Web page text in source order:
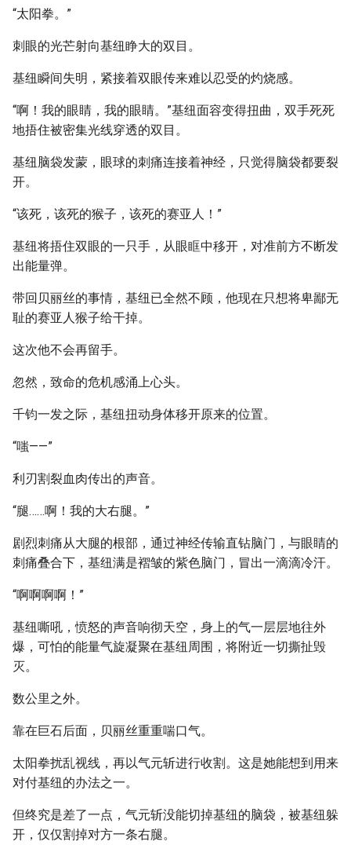
“太阳拳。”
刺眼的光芒射向基纽睁大的双目。
基纽瞬间失明，紧接着双眼传来难以忍受的灼烧感。
“啊！我的眼睛，我的眼睛。”基纽面容变得扭曲，双手死死
地捂住被密集光线穿透的双目。
基纽脑袋发蒙，眼球的刺痛连接着神经，只觉得脑袋都要裂
开。
“该死，该死的猴子，该死的赛亚人！”
基纽将捂住双眼的一只手，从眼眶中移开，对准前方不断发
出能量弹。
带回贝丽丝的事情，基纽已全然不顾，他现在只想将卑鄙无
耻的赛亚人猴子给干掉。
这次他不会再留手。
忽然，致命的危机感涌上心头。
千钧一发之际，基纽扭动身体移开原来的位置。
“嗤——”
利刃割裂血肉传出的声音。
“腿……啊！我的大右腿。”
剧烈刺痛从大腿的根部，通过神经传输直钻脑门，与眼睛的
刺痛叠合下，基纽满是褶皱的紫色脑门，冒出一滴滴冷汗。
“啊啊啊啊！”
基纽嘶吼，愤怒的声音响彻天空，身上的气一层层地往外
爆，可怕的能量气旋凝聚在基纽周围，将附近一切撕扯毁
灭。
数公里之外。
靠在巨石后面，贝丽丝重重喘口气。
太阳拳扰乱视线，再以气元斩进行收割。这是她能想到用来
对付基纽的办法之一。
但终究是差了一点，气元斩没能切掉基纽的脑袋，被基纽躲
开，仅仅割掉对方一条右腿。